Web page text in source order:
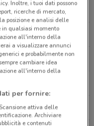
Maggiore VInEmail:
Inoltre, i tuoi dati possono
ricerche di mercato,
posizione e analisi delle
in qualsiasi momento
all'interno della
a visualizzare annunci
e probabilmente non
cambiare idea
all'interno della
per fornire:
attiva delle
Archiviare
e contenuti